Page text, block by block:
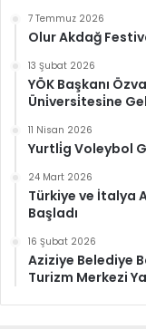
7 Temmuz 2026
Olur Akdağ
13 Şubat 2026
YÖK Başkanı
Üni̇versi̇tesi̇ne
11 Nisan 2026
Yurtli̇g Voleybol
24 Mart 2026
Türkiye ve İtalya
Başladı
16 Şubat 2026
Aziziye Belediye
Turizm Merkezi